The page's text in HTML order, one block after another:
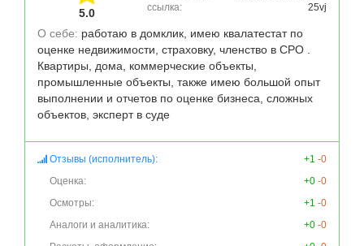
5.0
ссылка:
25vj
О себе: работаю в домклик, имею квалатестат по
оценке недвижимости, страховку, членство в СРО .
Квартиры, дома, коммерческие объекты,
промышленные объекты, также имею большой опыт
выполнении и отчетов по оценке бизнеса, сложных
объектов, эксперт в суде
Отзывы (исполнитель): +1 -0
Оценка:
+0 -0
Осмотры:
+1 -0
Аналоги и аналитика:
+0 -0